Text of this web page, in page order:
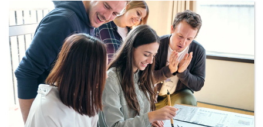
続
き
を
読
む
>